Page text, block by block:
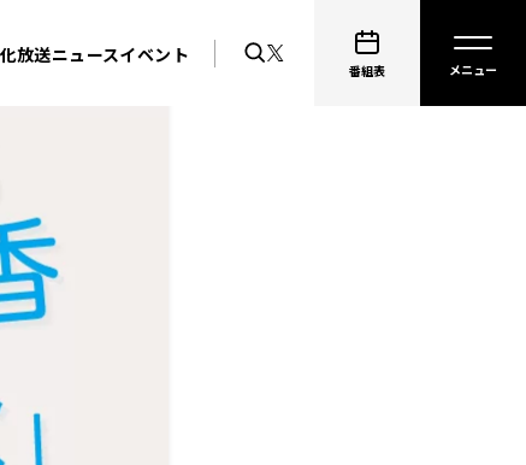
放送ニュースイベント
番組表